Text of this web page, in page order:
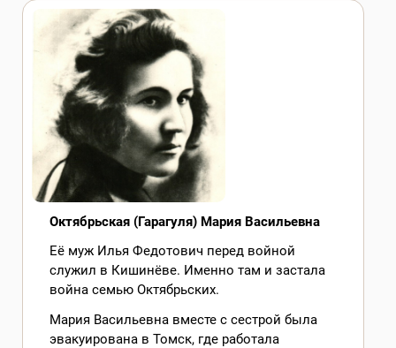
Октябрьская (Гарагуля) Мария Васильевна
Её муж Илья Федотович перед войной
служил в Кишинёве. Именно там и застала
война семью Октябрьских.
Мария Васильевна вместе с сестрой была
эвакуирована в Томск, где работала